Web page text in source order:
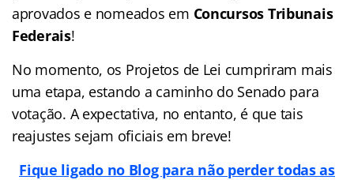
aprovados e nomeados em Concursos Tribunais
Federais!
No momento, os Projetos de Lei cumpriram mais
uma etapa, estando a caminho do Senado para
votação. A expectativa, no entanto, é que tais
reajustes sejam oficiais em breve!
Fique ligado no Blog para não perder todas as